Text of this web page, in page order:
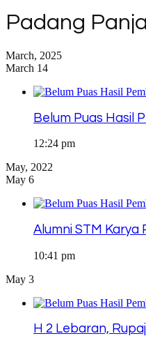
Padang
March, 2025
March 14
Belum Puas Hasil
12:24 pm
May, 2022
May 6
Alumni STM Karya
10:41 pm
May 3
H 2 Lebaran,